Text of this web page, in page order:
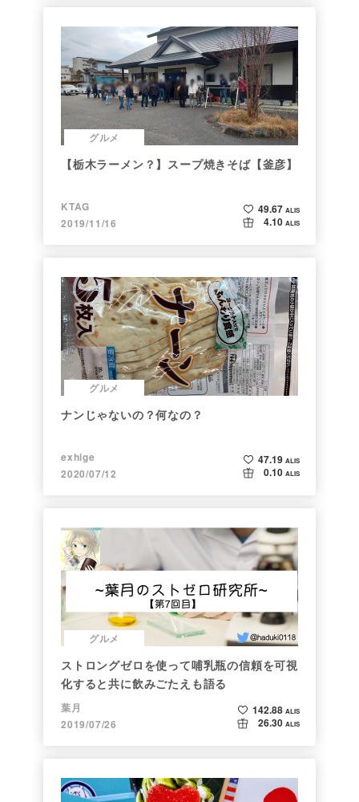
グルメ
【栃木ラーメン？】スープ焼きそば【釜彦】
KTAG
2019/11/16
49.67 ALIS
4.10 ALIS
グルメ
ナンじゃないの？何なの？
exhige
2020/07/12
47.19 ALIS
0.10 ALIS
グルメ
ストロングゼロを使って哺乳瓶の信頼を可視
化すると共に飲みごたえも語る
葉月
2019/07/26
142.88 ALIS
26.30 ALIS